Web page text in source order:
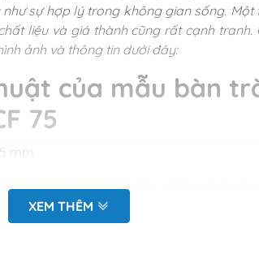
sự hợp lý trong không gian sống. Một
liệu và giá thành cũng rất cạnh tranh.
ảnh và thông tin dưới đây:
của mẫu bàn
75
mm
phủ sơn đen, chống ẩm, chống nhiệt tốt,
sắt phun sơn tĩnh điện chắc chắn.
XEM THÊM